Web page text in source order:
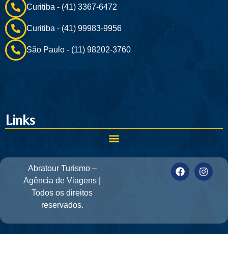
Curitiba - (41) 3367-6472
Curitiba - (41) 99983-9956
São Paulo - (11) 98202-3760
Links
Abratour Turismo –
Agência de Viagens |
Todos os direitos
reservados.